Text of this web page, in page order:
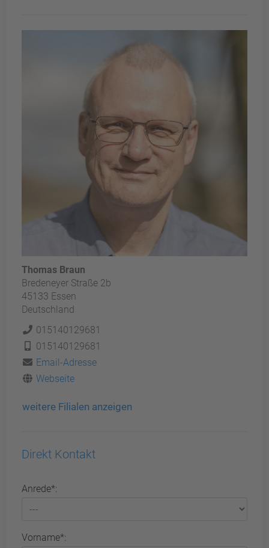
Thomas Braun
Bredeneyer Straße 2b
45133 Essen
Deutschland
015140129681
015140129681
Email-Adresse
Webseite
weitere Filialen anzeigen
Direkt Kontakt
Anrede*:
Vorname*: